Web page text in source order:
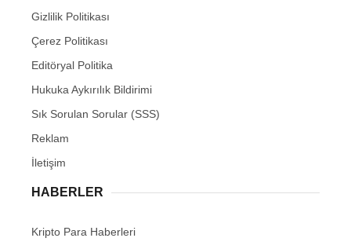
Gizlilik Politikası
Çerez Politikası
Editöryal Politika
Hukuka Aykırılık Bildirimi
Sık Sorulan Sorular (SSS)
Reklam
İletişim
HABERLER
Kripto Para Haberleri